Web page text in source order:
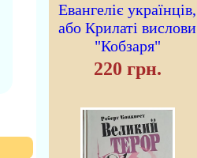
Евангеліє українців,
або Крилаті вислови
"Кобзаря"
220 грн.